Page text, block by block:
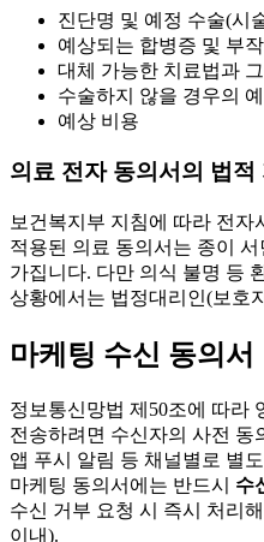
진단명 및 예정 수술(시
예상되는 합병증 및 부
대체 가능한 치료법과
수술하지 않을 경우의
예상 비용
의료 전자 동의서의 법적
보건복지부 지침에 따라 전자
적용된 의료 동의서는 종이
가집니다. 다만 의식 불명 등
상황에서는 법정대리인(보호
마케팅 수신 동의서
정보통신망법 제50조에 따라
전송하려면 수신자의 사전 동
앱 푸시 알림 등 채널별로 별
마케팅 동의서에는 반드시 수
수신 거부 요청 시 즉시 처리
이내).